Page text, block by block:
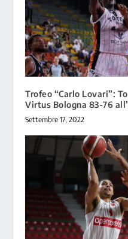
Trofeo “Carlo Lovari”:
Virtus Bologna 83-76
Settembre 17, 2022